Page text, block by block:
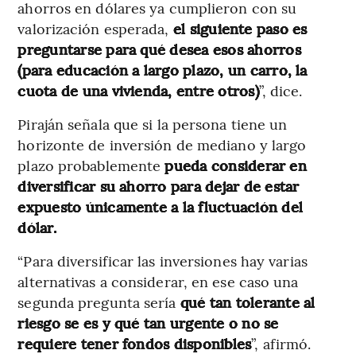
ahorros en dólares ya cumplieron con su
valorización esperada, el siguiente paso es
preguntarse para qué desea esos ahorros
(para educación a largo plazo, un carro, la
cuota de una vivienda, entre otros)”, dice.
Piraján señala que si la persona tiene un
horizonte de inversión de mediano y largo
plazo probablementepueda considerar en
diversificar su ahorro para dejar de estar
expuesto únicamente a la fluctuación del
dólar.
“Para diversificar las inversiones hay varias
alternativas a considerar, en ese caso una
segunda pregunta sería qué tan tolerante al
riesgo se es y qué tan urgente o no se
requiere tener fondos disponibles”, afirmó.